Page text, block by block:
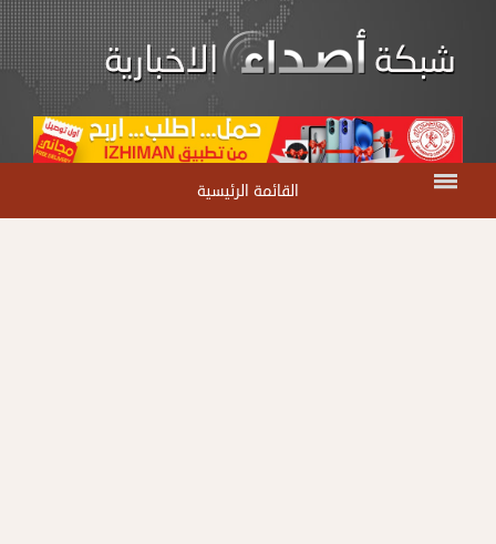
القائمة الرئيسية